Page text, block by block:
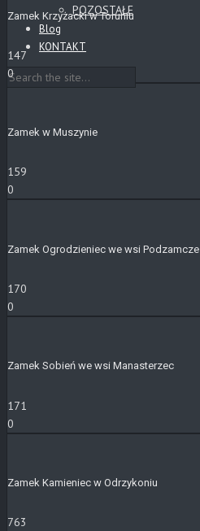
POZOSTAŁE
Blog
KONTAKT
Zamek Krzyżacki w Toruniu
147
0
Zamek w Muszynie
159
0
Zamek Ogrodzieniec we wsi Podzamcze
170
0
Zamek Sobień we wsi Manasterzec
171
0
Zamek Kamieniec w Odrzykoniu
763